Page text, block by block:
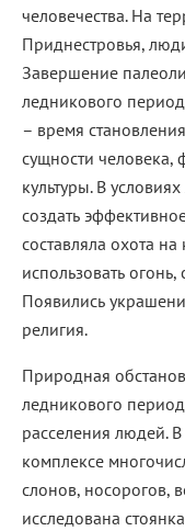
человечества. На
Приднестровья,
Завершение
ледникового
– время
сущности человека,
культуры. В
создать
составляла охота
использовать
Появились
религия.
Природная
ледникового
расселения людей.
комплексе
слонов, носорогов,
исследована